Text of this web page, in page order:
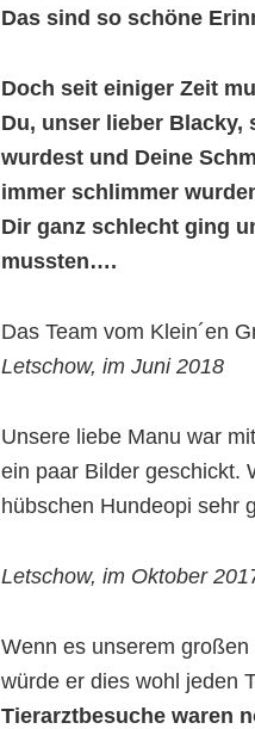
Das sind so schöne
Doch seit einiger Zeit
Du, unser lieber Blacky,
wurdest und Deine
immer schlimmer
Dir ganz schlecht ging
mussten….
Das Team vom Klein´en
Letschow, im Juni 2018
Unsere liebe Manu war
ein paar Bilder geschickt.
hübschen Hundeopi sehr
Letschow, im Oktober
Wenn es unserem
würde er dies wohl jeden
Tierarztbesuche waren